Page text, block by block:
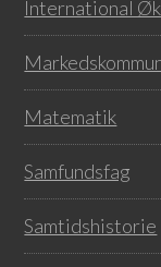
International
Matematik
Samfundsfag
Samtidshistorie